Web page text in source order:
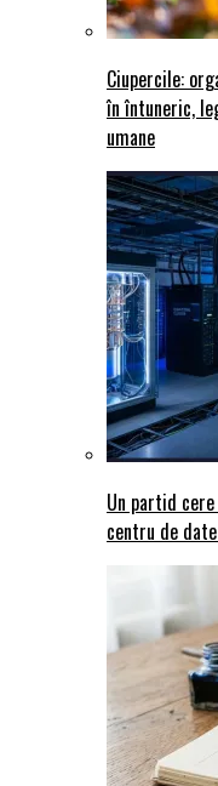
Ciupercile:
în întuneric,
umane
Un partid
centru de